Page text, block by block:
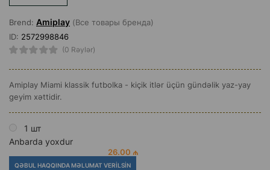
Brend: Amiplay (Все товары бренда)
ID: 2572998846
(0 Rəylər)
Amiplay Miami klassik futbolka - kiçik itlər üçün gündəlik yaz-yay
geyim xəttidir.
1 шт
Anbarda yoxdur
26.00 ₼
QƏBUL HAQQINDA MƏLUMAT VERILSIN